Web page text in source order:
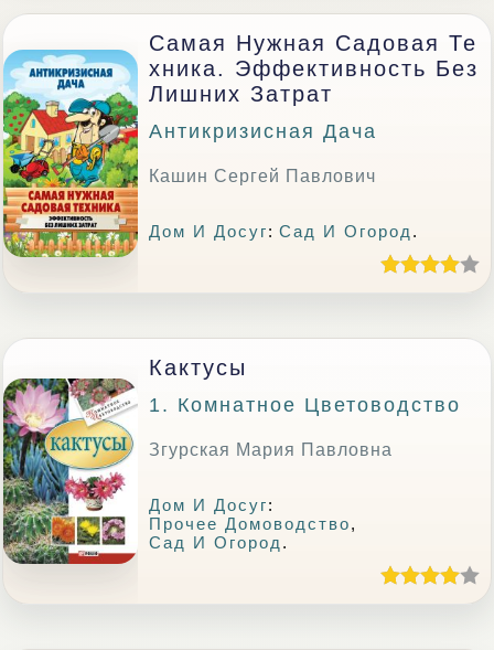
Самая Нужная Садовая Те
Хника. Эффективность Без
Лишних Затрат
Антикризисная Дача
Кашин Сергей Павлович
Дом И Досуг:Сад И Огород .
Кактусы
1. Комнатное Цветоводство
Згурская Мария Павловна
Дом И Досуг:
Прочее Домоводство,
Сад И Огород .